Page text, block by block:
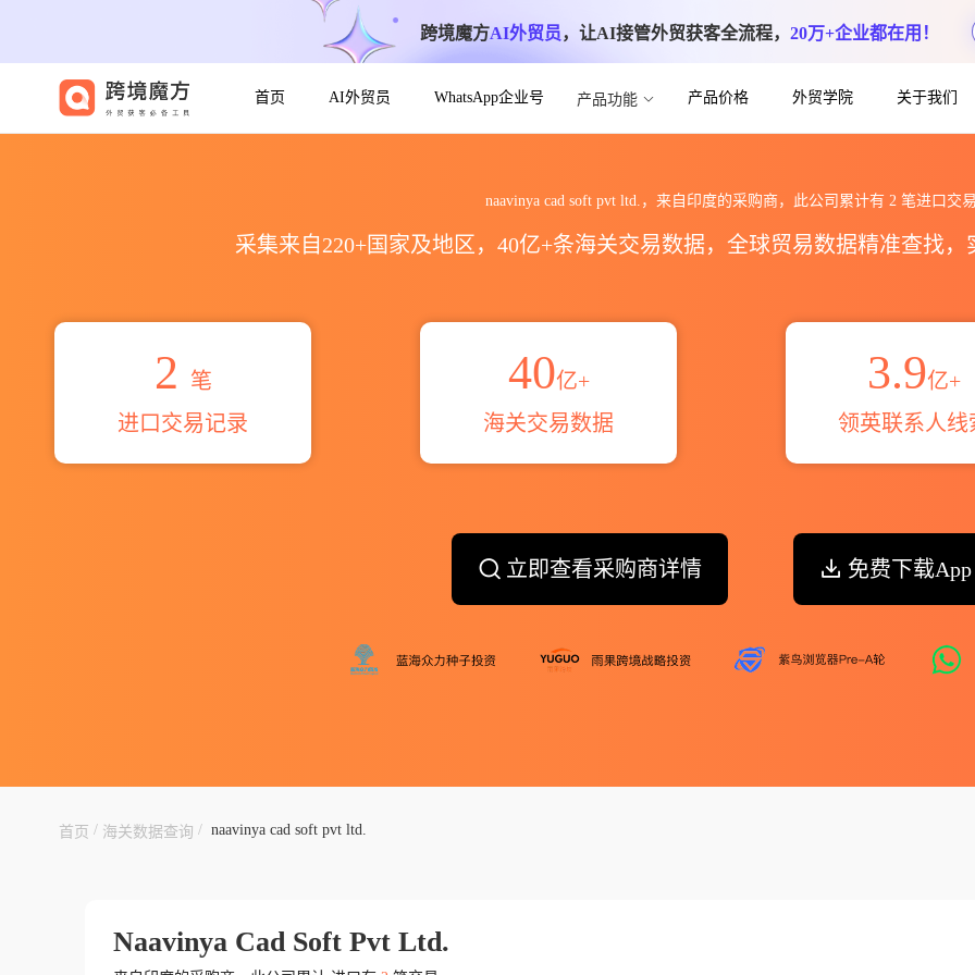
跨境魔方AI外贸员，让AI接管外贸获客全流程， 20万+企业都在用！
首页 AI外贸员 WhatsApp企业号 产品功能 产品价格 外贸学院 关于我们
naavinya cad soft pvt ltd.，来自印度的采购商，此公司累计有 2 笔进口交
采集来自220+国家及地区，40亿+条海关交易数据，全球贸易数据精准查找
2
笔
进口交易记录
40亿+
海关交易数据
3.9亿+
领英联系人线
立即查看采购商详情 免费下载App
首页 / 海关数据查询 / naavinya cad soft pvt ltd.
Naavinya Cad Soft Pvt Ltd.